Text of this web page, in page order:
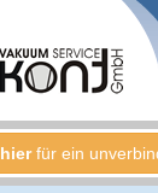
hierfür ein